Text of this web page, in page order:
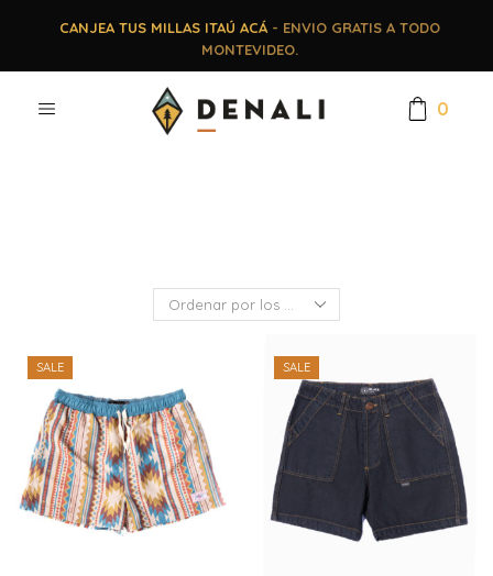
CANJEA TUS MILLAS ITAÚ ACÁ- ENVIO GRATIS A TODO
MONTEVIDEO.
0
SALE SALE